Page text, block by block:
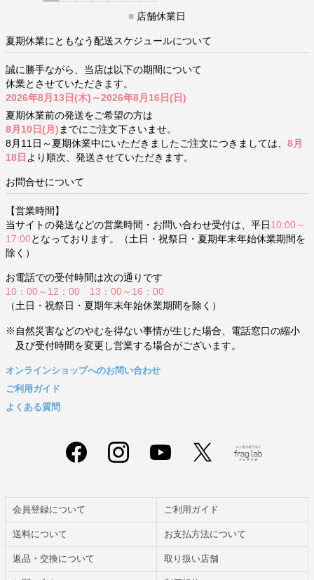
■ 店舗休業日
夏期休業にともなう配送スケジュールについて
誠に勝手ながら、当店は以下の期間について
休業とさせていただきます。
2026年8月13日(木)～2026年8月16日(日)
夏期休業前の発送をご希望の方は
8月10日(月) までにご注文下さいませ。
8月11日～夏期休業中にいただきましたご注文につきましては、 8月
18日 より順次、発送させていただきます。
お問合せについて
【営業時間】
当サイトの発送などの営業時間・お問い合わせ受付は、平日 10:00～
17:00となっております。（土日・祝祭日・夏期年末年始休業期間を
除く）
お電話での受付時間は次の通りです
10：00～12：00 13：00～16：00
（土日・祝祭日・夏期年末年始休業期間を除く）
※自然災害などのやむを得ない事情が生じた場合、電話窓口の縮小
及び受付時間を変更し営業する場合がございます。
オンラインショップへのお問い合わせ
ご利用ガイド
よくある質問
会員登録について ご利用ガイド
送料について お支払方法について
返品・交換について 取り扱い店舗